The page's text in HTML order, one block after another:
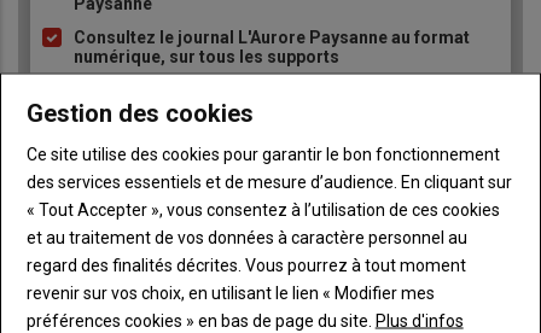
puceConsultez le journal L'Aurore Paysanne au format
numérique, sur tous les supports
newsletter du journal L'Aurore Paysanne
Sous-
titre
Vous êtes abonné(e)
TITRE IDENTIFIEZ-VOUS
Gestion des cookies
Ce site utilise des cookies pour garantir le bon fonctionnement
des services essentiels et de mesure d’audience. En cliquant sur
« Tout Accepter », vous consentez à l’utilisation de ces cookies
et au traitement de vos données à caractère personnel au
regard des finalités décrites. Vous pourrez à tout moment
revenir sur vos choix, en utilisant le lien « Modifier mes
préférences cookies » en bas de page du site. Plus d'infos